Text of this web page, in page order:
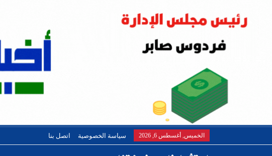
الخميس, أغسطس 6, 2026 سياسة الخصوصية اتصل بنا